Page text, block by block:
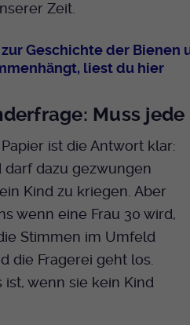
Zeit.
Geschichte der Bienen
liest du hier
Muss
ist die Antwort klar:
darf dazu gezwungen
Kind zu kriegen. Aber
wenn eine Frau 30 wird,
Stimmen im Umfeld
die Fragerei geht los.
ist, wenn sie kein Kind